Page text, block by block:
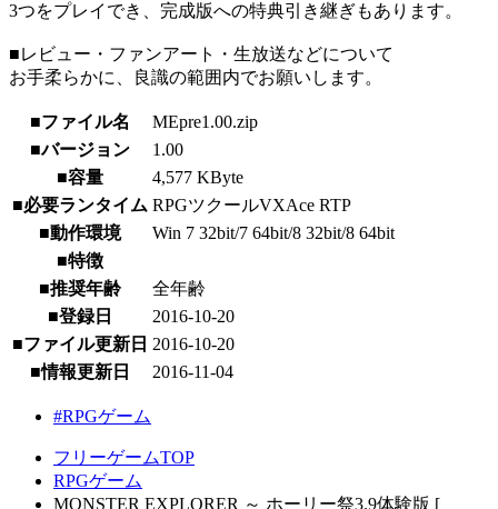
3つをプレイでき、完成版への特典引き継ぎもあります。
■レビュー・ファンアート・生放送などについて
お手柔らかに、良識の範囲内でお願いします。
■ファイル名
MEpre1.00.zip
■バージョン
1.00
■容量
4,577 KByte
■必要ランタイム RPGツクールVXAce RTP
■動作環境
Win 7 32bit/7 64bit/8 32bit/8 64bit
■特徴
■推奨年齢
全年齢
■登録日
2016-10-20
■ファイル更新日 2016-10-20
■情報更新日
2016-11-04
#RPGゲーム
フリーゲームTOP
RPGゲーム
MONSTER EXPLORER ～ ホーリー祭3.9体験版 [